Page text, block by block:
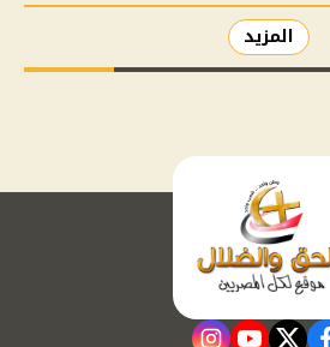
المزيد